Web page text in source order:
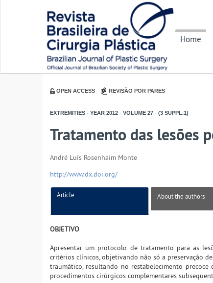
Home
OPEN ACCESS REVISÃO POR PARES
EXTREMITIES - YEAR 2012 - VOLUME 27 - (3 SUPPL.1)
Tratamento das lesões
André Luís Rosenhaim Monte
http://www.dx.doi.org/
Article About the authors
OBJETIVO
Apresentar um protocolo de tratamento para as
critérios clínicos, objetivando não só a preservação
traumático, resultando no restabelecimento
procedimentos cirúrgicos complementares